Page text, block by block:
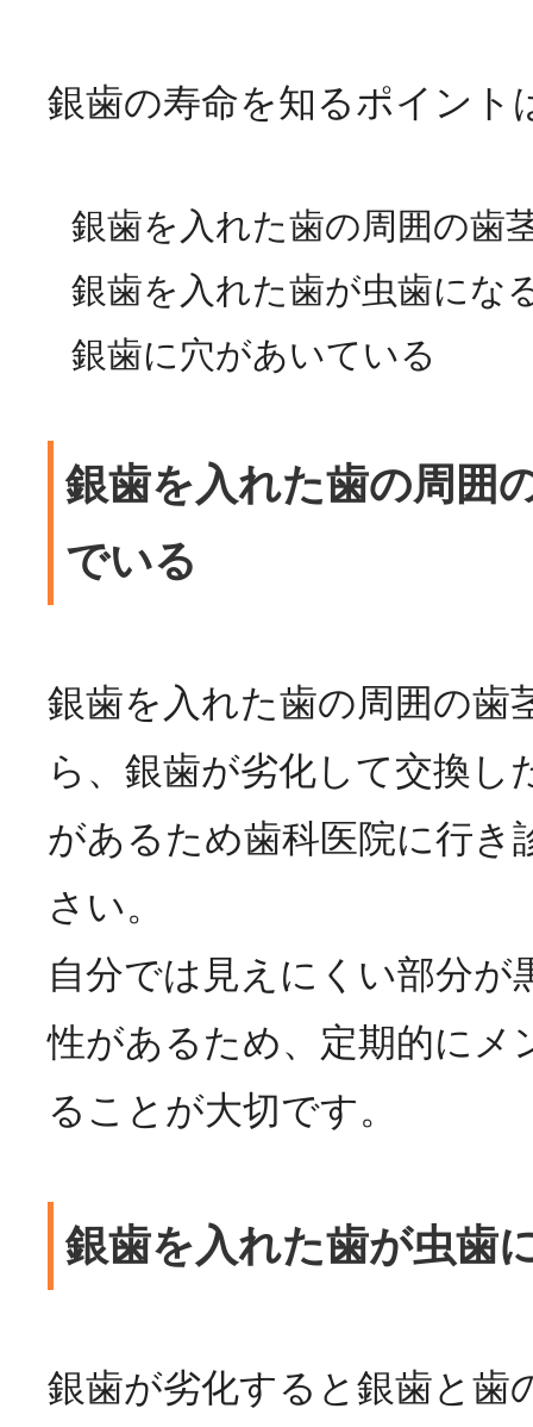
銀歯の寿命を知るポイント
銀歯を入れた歯の周囲の歯
銀歯を入れた歯が虫歯にな
銀歯に穴があいている
銀歯を入れた歯の周囲
でいる
銀歯を入れた歯の周囲の歯
ら、銀歯が劣化して交換し
があるため歯科医院に行き
さい。
自分では見えにくい部分が
性があるため、定期的にメ
ることが大切です。
銀歯を入れた歯が虫歯
銀歯が劣化すると銀歯と歯